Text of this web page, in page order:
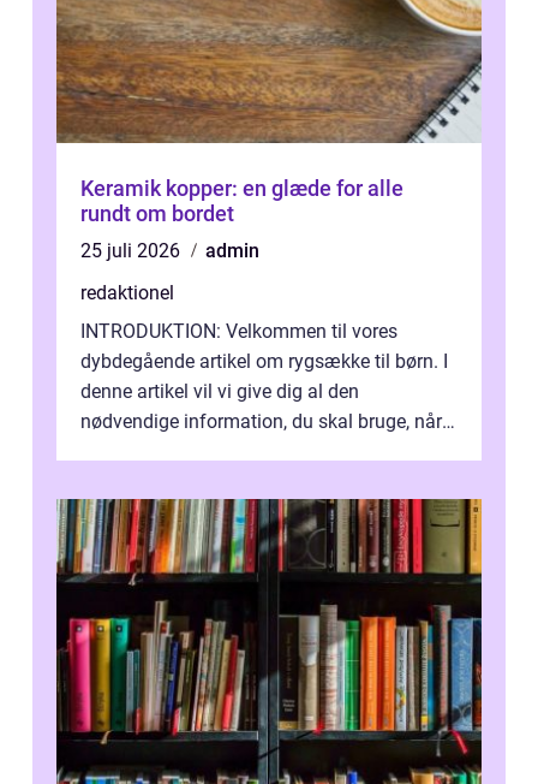
Keramik kopper: en glæde for alle
rundt om bordet
25 juli 2026
admin
redaktionel
INTRODUKTION: Velkommen til vores
dybdegående artikel om rygsække til børn. I
denne artikel vil vi give dig al den
nødvendige information, du skal bruge, når